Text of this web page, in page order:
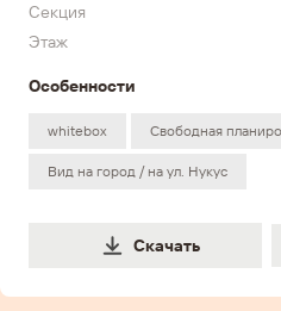
Секция
Этаж
Особенности
whitebox Свободная
Вид на город / на ул. Нукус
Скачать